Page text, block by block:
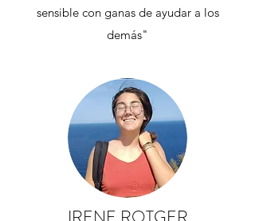
sensible con ganas de ayudar a los
demás"